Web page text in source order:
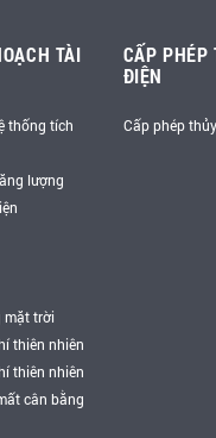
TÀI
thống tích
lượng
mặt trời
thiên nhiên
thiên nhiên
cân bằng
CẤP PHÉP
ĐIỆN
Cấp phép